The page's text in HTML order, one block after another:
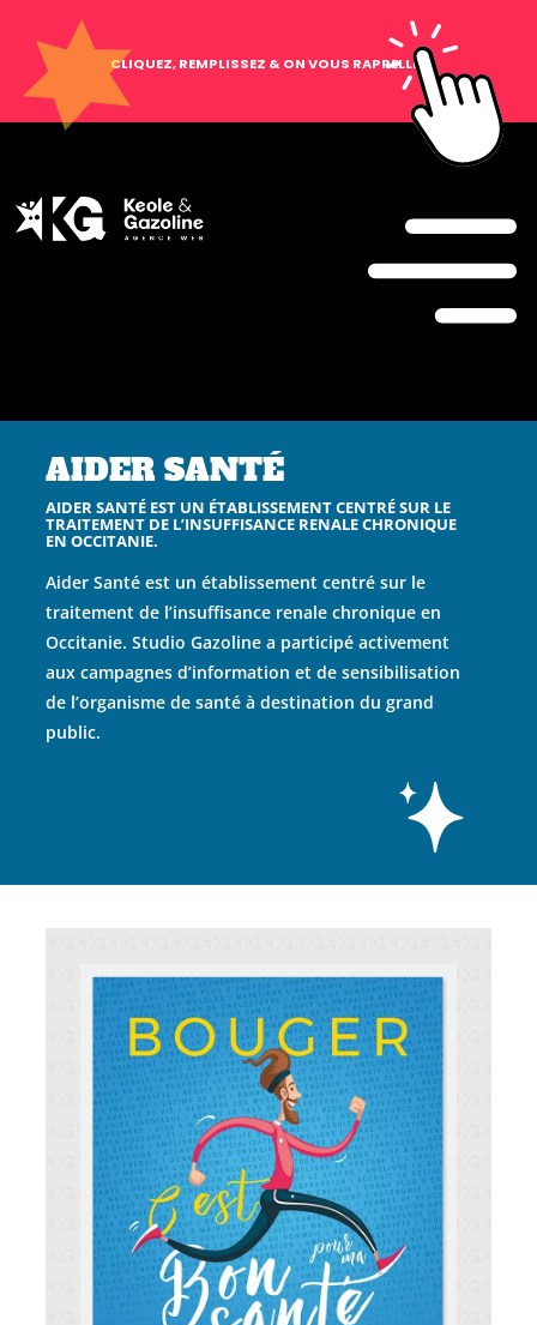
CLIQUEZ, REMPLISSEZ & ON VOUS RAPPELLE !
AIDER SANTÉ
AIDER SANTÉ EST UN ÉTABLISSEMENT CENTRÉ SUR LE
TRAITEMENT DE L’INSUFFISANCE RENALE CHRONIQUE
EN OCCITANIE.
Aider Santé est un établissement centré sur le
traitement de l’insuffisance renale chronique en
Occitanie. Studio Gazoline a participé activement
aux campagnes d’information et de sensibilisation
de l’organisme de santé à destination du grand
public.